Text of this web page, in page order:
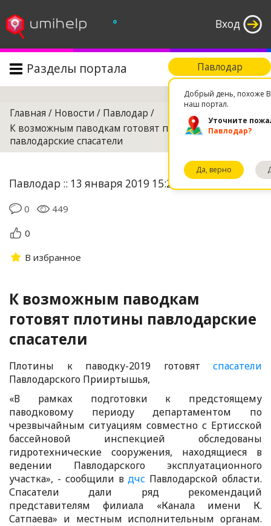
Вход
°
Павлодар
Добрый день, похоже
наш портал.
Уточните
Павлодар?
Да, верно
Разделы портала Поиск
Главная / Новости / Павлодар /
К возможным паводкам готовят плотины
павлодарские спасатели
Павлодар :: 13 января 2019 15:22
0
449
0
В избранное
К возможным паводкам
готовят плотины павлодарские
спасатели
Плотины к паводку-2019 готовят спасатели
Павлодарского Прииртышья,
«В рамках подготовки к предстоящему
паводковому периоду департаментом по
чрезвычайным ситуациям совместно с Ертисской
бассейновой инспекцией обследованы
гидротехнические сооружения, находящиеся в
ведении Павлодарского эксплуатационного
участка», - сообщили вдчс Павлодарской области.
Спасатели дали ряд рекомендаций
представителям филиала «Канала имени К.
Сатпаева» и местным исполнительным органам.